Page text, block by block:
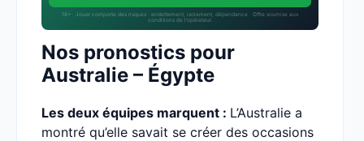
18+ · Jouer comporte des risques : endettement, isolement, dépendance · Offre soumise aux
conditions de l’opérateur.
Nos pronostics pour
Australie – Égypte
Les deux équipes marquent : L’Australie a
montré qu’elle savait se créer des occasions